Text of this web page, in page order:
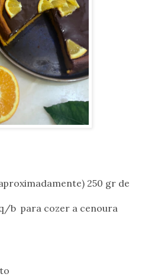
250 gr de
b para cozer a cenoura